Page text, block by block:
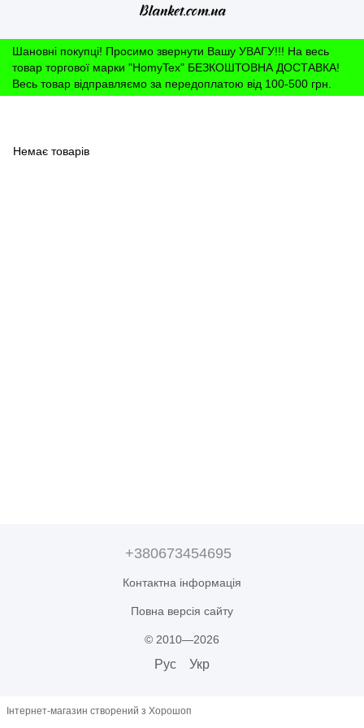
Шановні покупці! Просимо звернути Вашу УВАГУ!!! На весь
товар торгової марки "HomyTex" БЕЗКОШТОВНА ДОСТАВКА!
Весь товар відправляємо за передоплатою від 100-500 грн.
Немає товарів
+380673454695
Контактна інформація
Повна версія сайту
© 2010—2026
Рус Укр
Інтернет-магазин створений з Хорошоп